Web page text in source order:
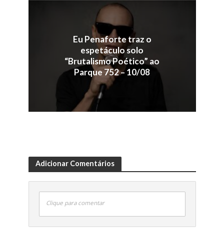
Eu Penaforte traz o
espetáculo solo
“Brutalismo Poético” ao
Parque 752 – 10/08
Adicionar Comentários
Clique para comentar